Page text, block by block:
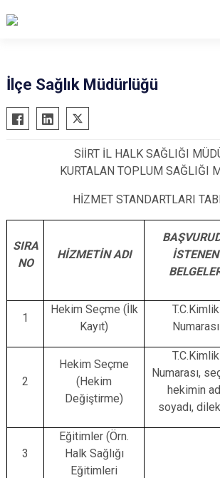
Tillo
Baykan
Şirvan
İlçe Sağlık Müdürlüğü
SİİRT İL HALK SAĞLIĞI
KURTALAN TOPLUM SAĞLIĞI
HİZMET STANDARTLARI
SIRA
NO
HİZMETİN ADI
İSTENEN
1
Hekim Seçme (İlk
Kayıt)
T.C.Kimlik
Numarası
2
Hekim Seçme
(Hekim
Değiştirme)
T.C.Kimlik
Numarası,
hekimin
soyadı,
3
Eğitimler (Örn.
Halk Sağlığı
Eğitimleri